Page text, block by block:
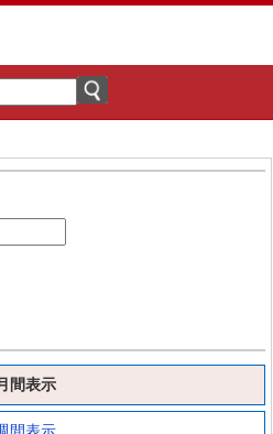
間表示